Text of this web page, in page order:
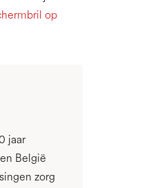
op
jaar
België
zorg